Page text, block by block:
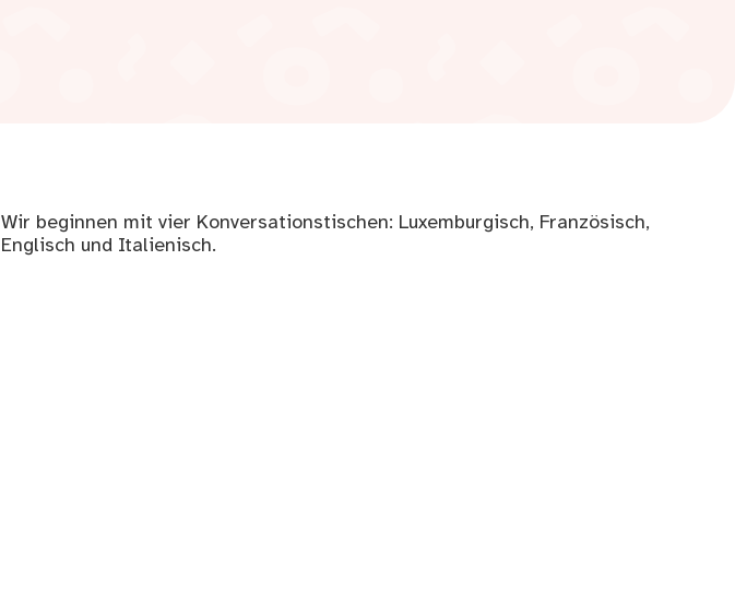
Wir beginnen mit vier Konversationstischen: Luxemburgisch, Französisch,
Englisch und Italienisch.